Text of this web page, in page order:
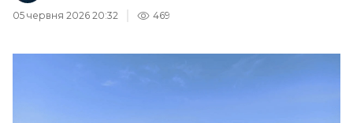
05 червня 2026 20:32
469